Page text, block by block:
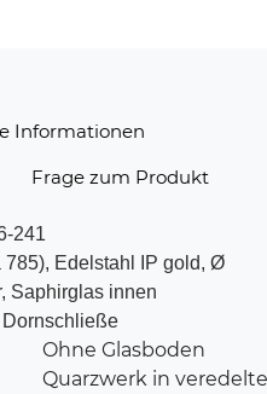
Informationen
Frage zum Produkt
241
Edelstahl IP gold, Ø
Saphirglas innen
Ohne Glasboden
Quarzwerk in